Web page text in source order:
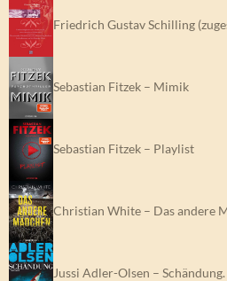
Friedrich Gustav Schilling
Sebastian Fitzek – Mimik
Sebastian Fitzek – Playlist
Christian White – Das andere
Jussi Adler-Olsen –